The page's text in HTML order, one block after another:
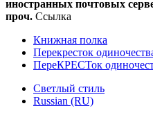
иностранных почтовых
проч. Ссылка
Книжная полка
Перекресток
ПереКРЕСТок
Светлый стиль
Russian (RU)